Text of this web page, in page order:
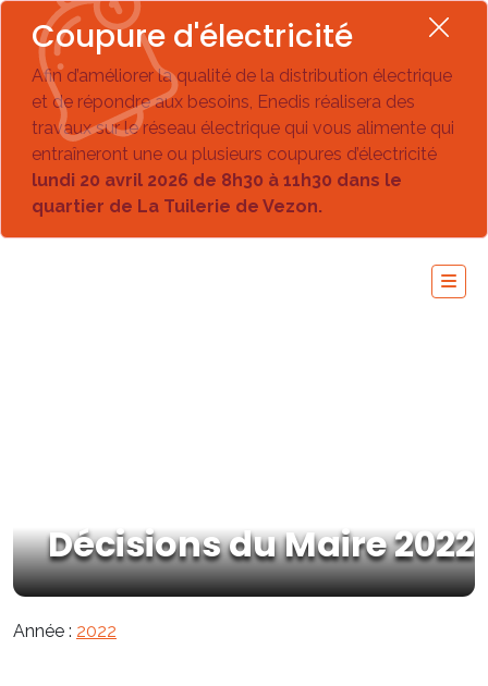
Coupure d'électricité
Afin d’améliorer la qualité de la distribution électrique
et de répondre aux besoins, Enedis réalisera des
travaux sur le réseau électrique qui vous alimente qui
entraîneront une ou plusieurs coupures d’électricité
lundi 20 avril 2026 de 8h30 à 11h30 dans le
quartier de La Tuilerie de Vezon.
Décisions du Maire 2022
Année : 2022